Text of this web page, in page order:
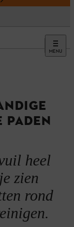
MENU
PADEN
heel
zien
rond